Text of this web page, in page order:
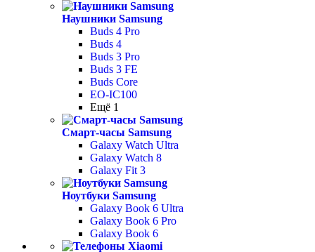
Наушники Samsung
Buds 4 Pro
Buds 4
Buds 3 Pro
Buds 3 FE
Buds Core
EO-IC100
Ещё 1
Смарт-часы Samsung
Galaxy Watch Ultra
Galaxy Watch 8
Galaxy Fit 3
Ноутбуки Samsung
Galaxy Book 6 Ultra
Galaxy Book 6 Pro
Galaxy Book 6